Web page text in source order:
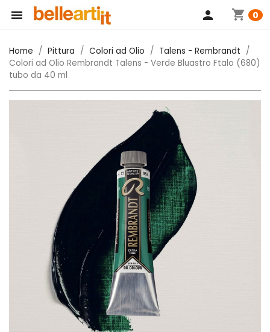
 shopping_cart 0
person
Home Pittura Colori ad Olio
Talens - Rembrandt
Colori ad Olio Rembrandt Talens - Verde Bluastro Ftalo (680)
tubo da 40 ml